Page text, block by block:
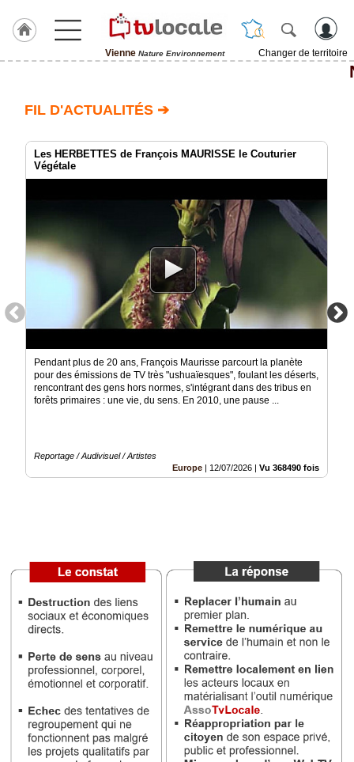
Vienne Nature Environnement
Changer de territoire
Vienne
TvLocale
RUBRIQUES
Gazette
Médias
Inscription
FIL D'ACTUALITÉS ➔
Les HERBETTES de François MAURISSE le Couturier
Végétale
Pendant plus de 20 ans, François Maurisse parcourt la planète
pour des émissions de TV très "ushuaïesques", foulant les déserts,
rencontrant des gens hors normes, s'intégrant dans des tribus en
forêts primaires : une vie, du sens. En 2010, une pause ...
Reportage / Audivisuel / Artistes
Europe
12/07/2026 Vu 368490 fois